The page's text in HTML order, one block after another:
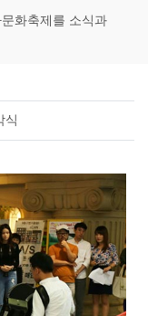
화축제를 소식과
식